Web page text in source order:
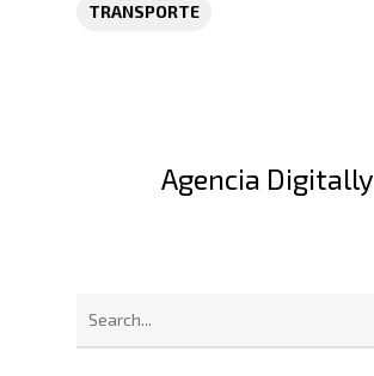
TRANSPORTE
Agencia Digitally